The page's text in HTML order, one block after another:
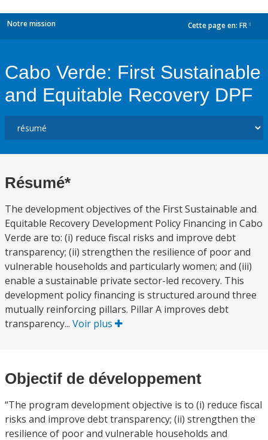
Notre mission Cette page en: FR
Cabo Verde: First Sustainable
and Equitable Recovery DPF
Résumé*
The development objectives of the First Sustainable and
Equitable Recovery Development Policy Financing in Cabo
Verde are to: (i) reduce fiscal risks and improve debt
transparency; (ii) strengthen the resilience of poor and
vulnerable households and particularly women; and (iii)
enable a sustainable private sector-led recovery. This
development policy financing is structured around three
mutually reinforcing pillars. Pillar A improves debt
transparency... Voir plus
Objectif de développement
“The program development objective is to (i) reduce fiscal
risks and improve debt transparency; (ii) strengthen the
resilience of poor and vulnerable households and